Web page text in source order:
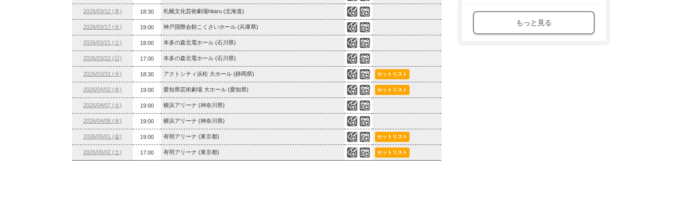
2026/03/12 (木) 18:30 札幌文化芸術劇場hitaru (北海道) 0
2026/03/17 (火) 19:00 神戸国際会館こくさいホール (兵庫県) 0
2026/03/21 (土) 18:00 本多の森北電ホール (石川県) 0
2026/03/22 (日) 17:00 本多の森北電ホール (石川県) 0
2026/03/31 (火) 18:30 アクトシティ浜松 大ホール (静岡県) 0 セットリスト
2026/04/02 (木) 19:00 愛知県芸術劇場 大ホール (愛知県) 0 セットリスト
2026/04/07 (火) 19:00 横浜アリーナ (神奈川県) 0
2026/04/08 (水) 19:00 横浜アリーナ (神奈川県) 0
2026/05/01 (金) 19:00 有明アリーナ (東京都) 0 12 セットリスト
2026/05/02 (土) 17:00 有明アリーナ (東京都) 0 10 セットリスト
もっと見る